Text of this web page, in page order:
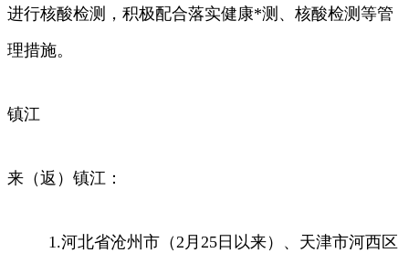
进行核酸检测，积极配合落实健康*测、核酸检测等管
理措施。
镇江
来（返）镇江：
1.河北省沧州市（2月25日以来）、天津市河西区